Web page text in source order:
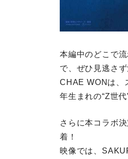
本編中のどこで
で、ぜひ見逃さ
CHAE WONは、
年生まれの“Z世
さらに本コラボ
着！
映像では、